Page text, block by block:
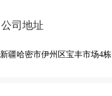
公司地址
新疆哈密市伊州区宝丰市场4